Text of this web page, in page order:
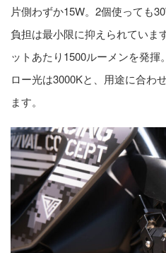
片側わずか15W。2個使っても
負担は最小限に抑えられていま
ットあたり1500ルーメンを発
ロー光は3000Kと、用途に合わ
ます。